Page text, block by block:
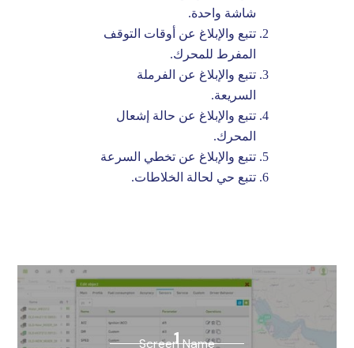
شاشة واحدة.
تتبع والإبلاغ عن أوقات التوقف
المفرط للمحرك.
تتبع والإبلاغ عن الفرملة
السريعة.
تتبع والإبلاغ عن حالة إشعال
المحرك.
تتبع والإبلاغ عن تخطي السرعة
تتبع حي لحالة الخلاطات.
1
Screen Name